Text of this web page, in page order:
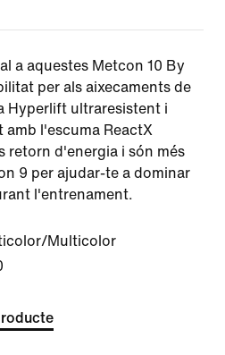
a aquestes Metcon 10 By
per als aixecaments de
Hyperlift ultraresistent i
l'escuma ReactX
retorn d'energia i són més
9 per ajudar-te a dominar
l'entrenament.
Multicolor